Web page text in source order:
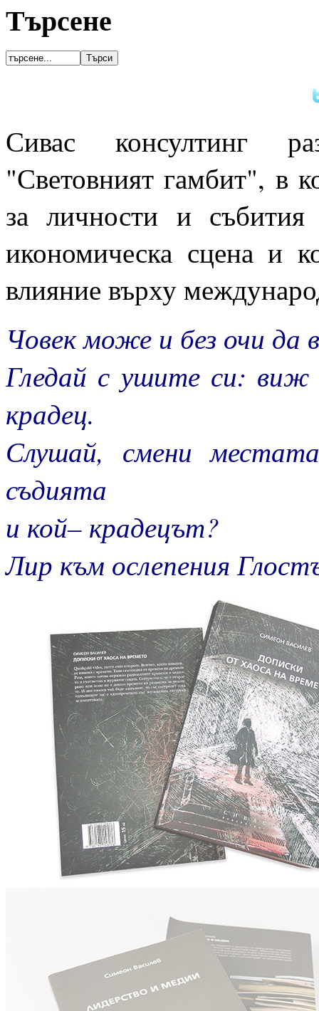
Търсене
Сивас консултинг
"Световният гамбит", в
за личности и събития
икономическа сцена и
влияние върху
Човек може и без очи да
Гледай с ушите си: виж
крадец.
Слушай, смени
съдията
и кой– крадецът?
Лир към ослепения